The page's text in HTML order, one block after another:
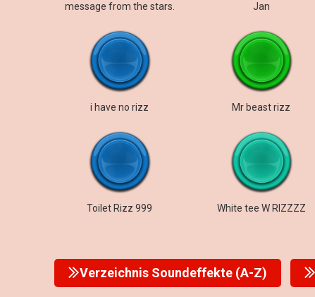
message from the stars. Jan
i have no rizz Mr beast rizz
Toilet Rizz 999 White tee W RIZZZZ
Verzeichnis Soundeffekte (A-Z)